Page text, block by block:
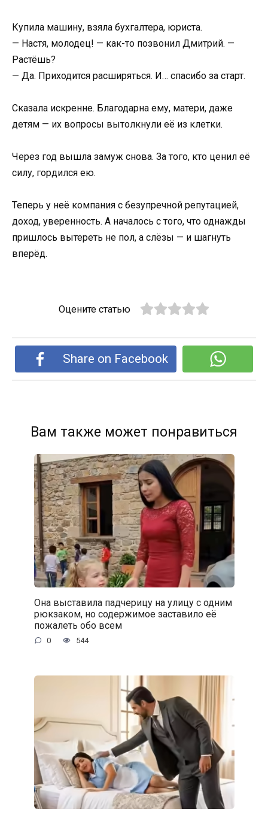
Купила машину, взяла бухгалтера, юриста.
— Настя, молодец! — как-то позвонил Дмитрий. —
Растёшь?
— Да. Приходится расширяться. И… спасибо за старт.
Сказала искренне. Благодарна ему, матери, даже
детям — их вопросы вытолкнули её из клетки.
Через год вышла замуж снова. За того, кто ценил её
силу, гордился ею.
Теперь у неё компания с безупречной репутацией,
доход, уверенность. А началось с того, что однажды
пришлось вытереть не пол, а слёзы — и шагнуть
вперёд.
Оцените статью
Share on Facebook
Вам также может понравиться
Она выставила падчерицу на улицу с одним
рюкзаком, но содержимое заставило её
пожалеть обо всем
0 544